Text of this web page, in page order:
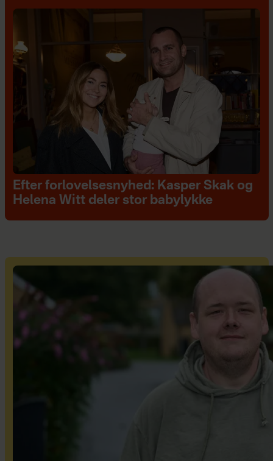
Efter forlovelsesnyhed: Kasper Skak og
Helena Witt deler stor babylykke